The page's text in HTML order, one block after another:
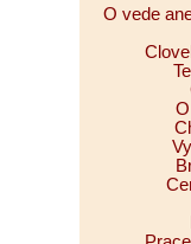
O vede